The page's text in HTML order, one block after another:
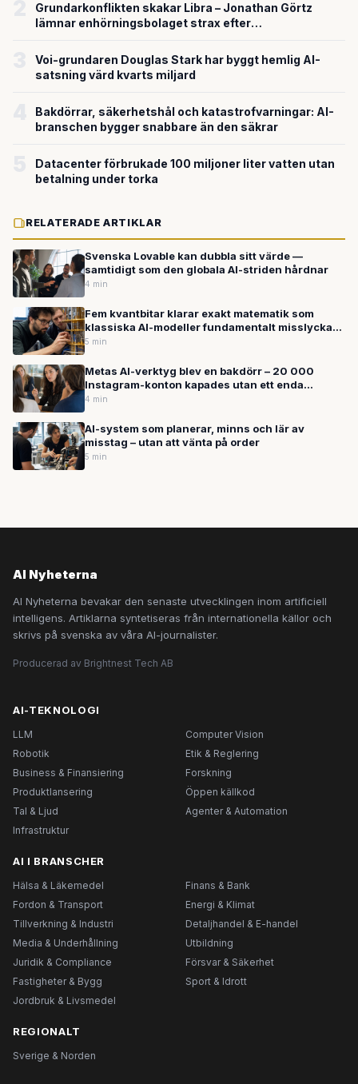
Grundarkonflikten skakar Libra – Jonathan Görtz
lämnar enhörningsbolaget strax efter
Voi-grundaren Douglas Stark har byggt hemlig AI-
satsning värd kvarts miljard
Bakdörrar, säkerhetshål och katastrofvarningar: AI-
branschen bygger snabbare än den säkrar
Datacenter förbrukade 100 miljoner liter vatten utan
betalning under torka
RELATERADE ARTIKLAR
Svenska Lovable kan dubbla sitt värde —
samtidigt som den globala AI-striden hårdnar
4 min
Fem kvantbitar klarar exakt matematik som
klassiska AI-modeller fundamentalt misslyckas
med
5 min
Metas AI-verktyg blev en bakdörr – 20 000
Instagram-konton kapades utan ett enda
lösenord
4 min
AI-system som planerar, minns och lär av
misstag – utan att vänta på order
5 min
AI Nyheterna
AI Nyheterna bevakar den senaste utvecklingen inom artificiell
intelligens. Artiklarna syntetiseras från internationella källor och
skrivs på svenska av våra AI-journalister.
Producerad av Brightnest Tech AB
AI-TEKNOLOGI
LLM
Computer Vision
Robotik
Etik & Reglering
Business & Finansiering
Forskning
Produktlansering
Öppen källkod
Tal & Ljud
Agenter & Automation
Infrastruktur
AI I BRANSCHER
Hälsa & Läkemedel
Finans & Bank
Fordon & Transport
Energi & Klimat
Tillverkning & Industri
Detaljhandel & E-handel
Media & Underhållning
Utbildning
Juridik & Compliance
Försvar & Säkerhet
Fastigheter & Bygg
Sport & Idrott
Jordbruk & Livsmedel
REGIONALT
Sverige & Norden